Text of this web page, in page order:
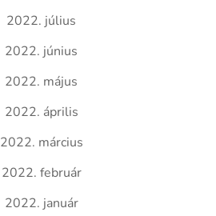
2022. július
2022. június
2022. május
2022. április
2022. március
2022. február
2022. január